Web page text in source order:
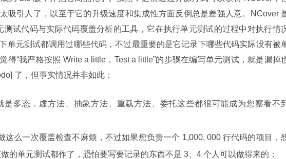
吸引人了，以至于它的升级速度和集成性方面反倒总是差强人意。NCover
测试代码与实际代码覆盖分析的工具，它在执行单元测试的过程中对执行情
单元测试都调用过哪些代码，不过最重要的是它记录下哪些代码实际没有被
得“我严格按照 Write a little，Test a little”的步骤在编写单元测试，就是漏掉
了，但事实情况并非如此：
是多态，虚方法、抽象方法、重载方法、委托这些都很可能成为您察看不
这么一次覆盖检查不麻烦，不过如果您负责一个 1,000, 000 行代码的项目，
的单元测试都作了，恐怕要写要记录的东西不是 3、4 个人可以做得来的；